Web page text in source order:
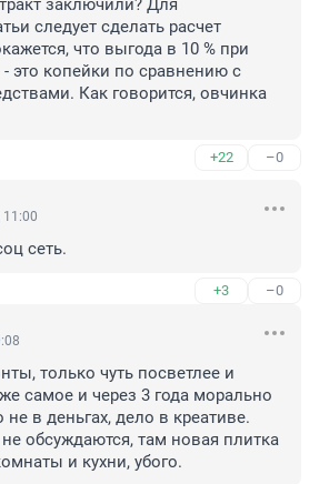
заключили? Для
следует сделать расчет
что выгода в 10 % при
это копейки по сравнению с
Как говорится, овчинка
+22 –0
11:00
сеть.
+3 –0
только чуть посветлее и
самое и через 3 года морально
в деньгах, дело в креативе.
обсуждаются, там новая плитка
и кухни, убого.